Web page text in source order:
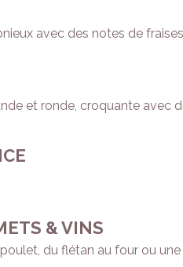
avec des notes de
et ronde, croquante avec
& VINS
du flétan au four ou